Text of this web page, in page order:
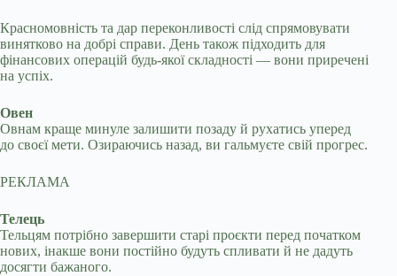
Красномовність та дар переконливості слід спрямовувати
винятково на добрі справи. День також підходить для
фінансових операцій будь-якої складності — вони приречені
на успіх.
Овен
Овнам краще минуле залишити позаду й рухатись уперед
до своєї мети. Озираючись назад, ви гальмуєте свій прогрес.
РЕКЛАМА
Телець
Тельцям потрібно завершити старі проєкти перед початком
нових, інакше вони постійно будуть спливати й не дадуть
досягти бажаного.